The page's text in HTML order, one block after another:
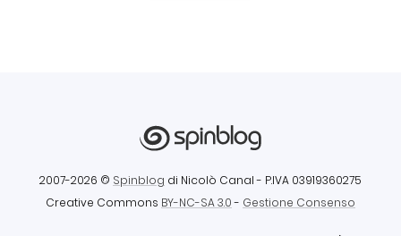
2007-2026 © Spinblog di Nicolò Canal - P.IVA 03919360275
Creative Commons BY-NC-SA 3.0- Gestione Consenso